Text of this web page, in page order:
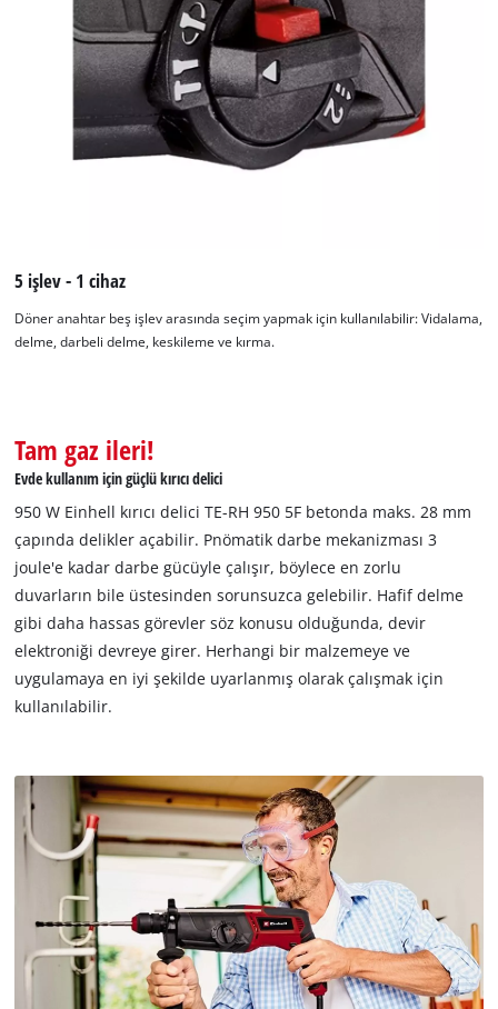
to trackers that are not disclosed to the
the site with their CMP to add this content
to the list of technologies used.
Powered by
Usercentrics Consent
Management Platform
5 işlev - 1 cihaz
Döner anahtar beş işlev arasında seçim yapmak için kullanılabilir: Vidalama,
delme, darbeli delme, keskileme ve kırma.
Tam gaz ileri!
Evde kullanım için güçlü kırıcı delici
950 W Einhell kırıcı delici TE-RH 950 5F betonda maks. 28 mm
çapında delikler açabilir. Pnömatik darbe mekanizması 3
joule'e kadar darbe gücüyle çalışır, böylece en zorlu
duvarların bile üstesinden sorunsuzca gelebilir. Hafif delme
gibi daha hassas görevler söz konusu olduğunda, devir
elektroniği devreye girer. Herhangi bir malzemeye ve
uygulamaya en iyi şekilde uyarlanmış olarak çalışmak için
kullanılabilir.